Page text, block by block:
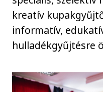
kreatív
informatív,
hulladékgyűjtésre